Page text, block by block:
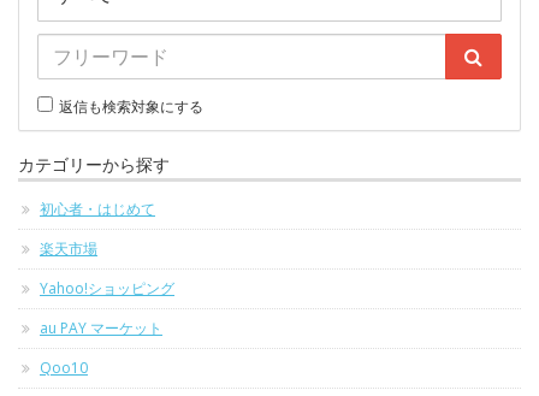
返信も検索対象にする
カテゴリーから探す
初心者・はじめて
楽天市場
Yahoo!ショッピング
au PAY マーケット
Qoo10